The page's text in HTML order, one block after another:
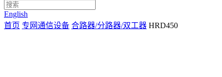
English
首页 专网通信设备 合路器/分路器/双工器 HRD450